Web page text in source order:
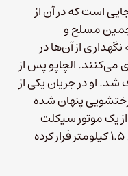
است که در آن از
مسلح و
از آن‌ها در
می‌کنند. الچاپو پس از
شد. او در جریان یکی از
در یک سطل رختشویی پنهان شده
با استفاده از یک موتور سیکلت
بسته‌شده روی ریل، از تونلی به طول ۱.۵ کیلومتر فرار کرده